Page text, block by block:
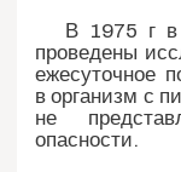
В 1975 г
проведены
ежесуточное
в организм с
не
опасности.